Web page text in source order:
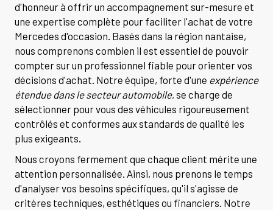
d'honneur à offrir un accompagnement sur-mesure et
une expertise complète pour faciliter l'achat de votre
Mercedes d'occasion. Basés dans la région nantaise,
nous comprenons combien il est essentiel de pouvoir
compter sur un professionnel fiable pour orienter vos
décisions d'achat. Notre équipe, forte d'une expérience
étendue dans le secteur automobile, se charge de
sélectionner pour vous des véhicules rigoureusement
contrôlés et conformes aux standards de qualité les
plus exigeants.
Nous croyons fermement que chaque client mérite une
attention personnalisée. Ainsi, nous prenons le temps
d'analyser vos besoins spécifiques, qu'il s'agisse de
critères techniques, esthétiques ou financiers. Notre